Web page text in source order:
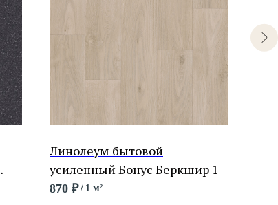
Линолеум бытовой
усиленный Бонус Беркшир 1
870 ₽/ 1 м²